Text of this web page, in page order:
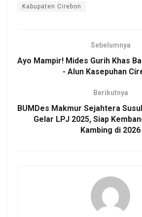
Kabupaten Cirebon
Sebelumnya
Ayo Mampir! Mides Gurih Khas
- Alun Kasepuhan
Berikutnya
BUMDes Makmur Sejahtera
Gelar LPJ 2025, Siap
Kambing di 2026